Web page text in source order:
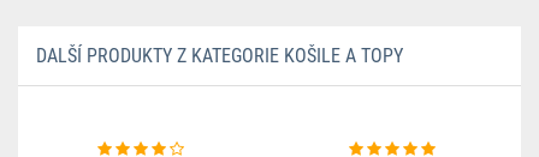
DALŠÍ PRODUKTY Z KATEGORIE KOŠILE A TOPY